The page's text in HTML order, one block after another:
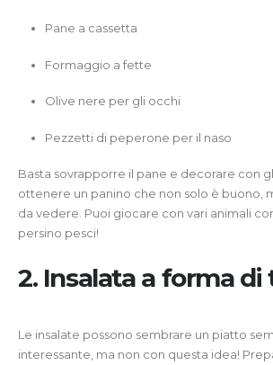
Pane a cassetta
Formaggio a fette
Olive nere per gli occhi
Pezzetti di peperone per il naso
Basta sovrapporre il pane e decorare con
ottenere un panino che non solo è buono,
da vedere. Puoi giocare con vari animali
persino pesci!
2. Insalata a forma
Le insalate possono sembrare un piatto
interessante, ma non con questa idea!